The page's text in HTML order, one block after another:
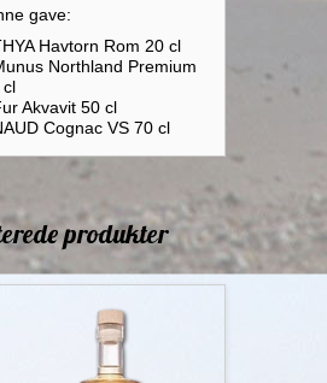
gave:
Havtorn Rom 20 cl
Northland Premium
cl
Akvavit 50 cl
Cognac VS 70 cl
produkter